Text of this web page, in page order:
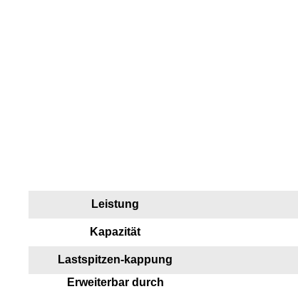
Leistung
Kapazität
Lastspitzen-kappung
Erweiterbar durch